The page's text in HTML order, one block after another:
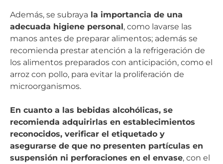
Además, se subraya la importancia de una
adecuada higiene personal, como lavarse las
manos antes de preparar alimentos; además se
recomienda prestar atención a la refrigeración de
los alimentos preparados con anticipación, como el
arroz con pollo, para evitar la proliferación de
microorganismos.
En cuanto a las bebidas alcohólicas, se
recomienda adquirirlas en establecimientos
reconocidos, verificar el etiquetado y
asegurarse de que no presenten partículas en
suspensión ni perforaciones en el envase, con el